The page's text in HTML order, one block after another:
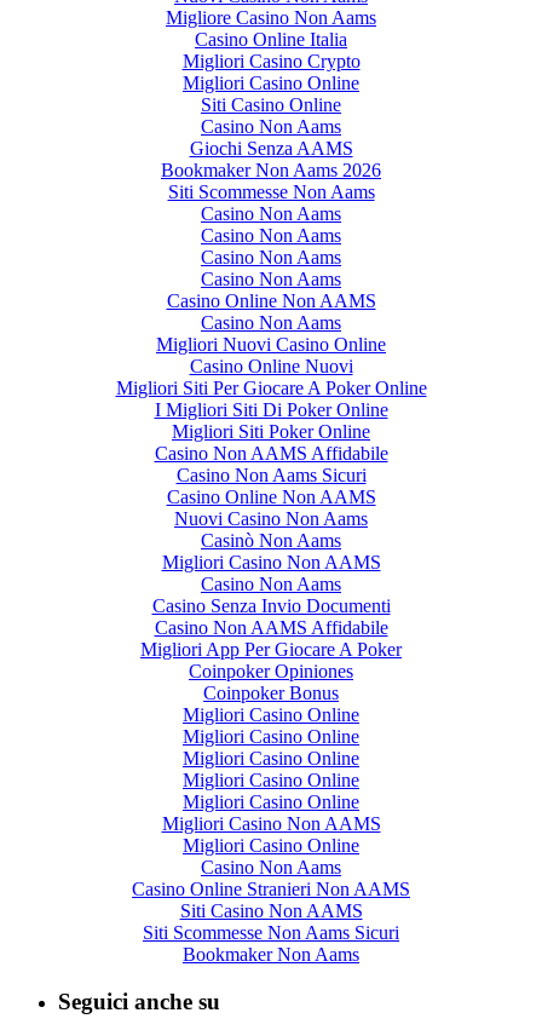
Migliore Casino Non Aams
Casino Online Italia
Migliori Casino Crypto
Migliori Casino Online
Siti Casino Online
Casino Non Aams
Giochi Senza AAMS
Bookmaker Non Aams 2026
Siti Scommesse Non Aams
Casino Non Aams
Casino Non Aams
Casino Non Aams
Casino Non Aams
Casino Online Non AAMS
Casino Non Aams
Migliori Nuovi Casino Online
Casino Online Nuovi
Migliori Siti Per Giocare A Poker Online
I Migliori Siti Di Poker Online
Migliori Siti Poker Online
Casino Non AAMS Affidabile
Casino Non Aams Sicuri
Casino Online Non AAMS
Nuovi Casino Non Aams
Casinò Non Aams
Migliori Casino Non AAMS
Casino Non Aams
Casino Senza Invio Documenti
Casino Non AAMS Affidabile
Migliori App Per Giocare A Poker
Coinpoker Opiniones
Coinpoker Bonus
Migliori Casino Online
Migliori Casino Online
Migliori Casino Online
Migliori Casino Online
Migliori Casino Online
Migliori Casino Non AAMS
Migliori Casino Online
Casino Non Aams
Casino Online Stranieri Non AAMS
Siti Casino Non AAMS
Siti Scommesse Non Aams Sicuri
Bookmaker Non Aams
Seguici anche su